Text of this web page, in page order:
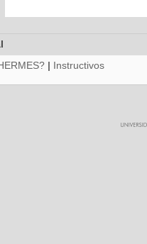
| Instructivos